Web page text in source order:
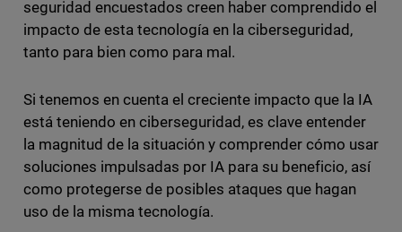
seguridad encuestados creen haber comprendido el
impacto de esta tecnología en la ciberseguridad,
tanto para bien como para mal.
Si tenemos en cuenta el creciente impacto que la IA
está teniendo en ciberseguridad, es clave entender
la magnitud de la situación y comprender cómo usar
soluciones impulsadas por IA para su beneficio, así
como protegerse de posibles ataques que hagan
uso de la misma tecnología.